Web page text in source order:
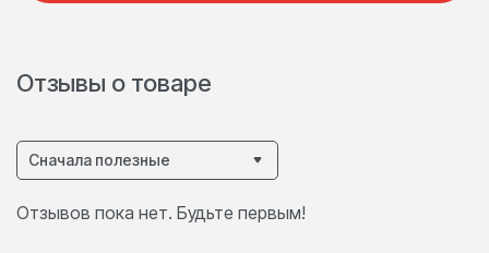
Отзывы о товаре
Сначала полезные
Отзывов пока нет. Будьте первым!